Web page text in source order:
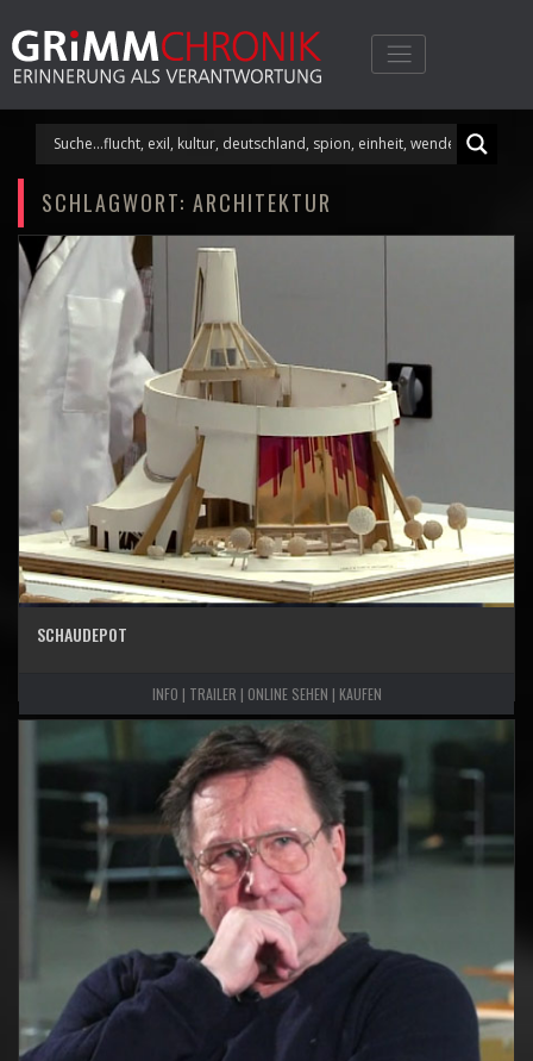
content
SCHLAGWORT: ARCHITEKTUR
SCHAUDEPOT
INFO | TRAILER | ONLINE SEHEN | KAUFEN